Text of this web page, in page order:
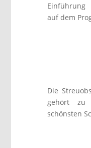
Einführung
auf dem
Die
gehört zu
schönsten